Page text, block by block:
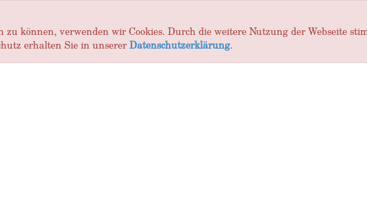
können, verwenden wir Cookies. Durch die weitere Nutzung der Webseite
erhalten Sie in unsererDatenschutzerklärung.